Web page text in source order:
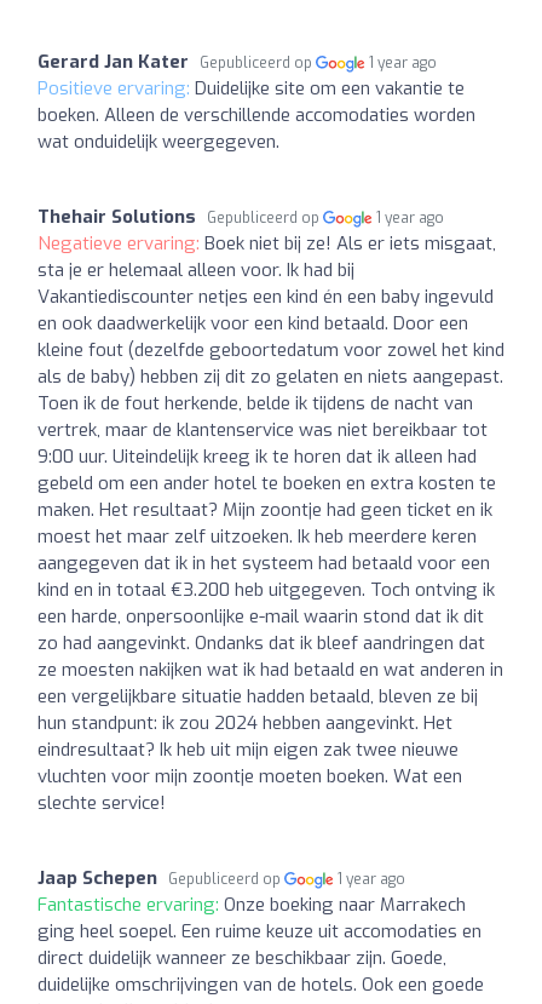
Gerard Jan Kater Gepubliceerd op 1 year ago
Positieve ervaring: Duidelijke site om een vakantie te
boeken. Alleen de verschillende accomodaties worden
wat onduidelijk weergegeven.
Thehair Solutions Gepubliceerd op 1 year ago
Negatieve ervaring: Boek niet bij ze! Als er iets misgaat,
sta je er helemaal alleen voor. Ik had bij
Vakantiediscounter netjes een kind én een baby ingevuld
en ook daadwerkelijk voor een kind betaald. Door een
kleine fout (dezelfde geboortedatum voor zowel het kind
als de baby) hebben zij dit zo gelaten en niets aangepast.
Toen ik de fout herkende, belde ik tijdens de nacht van
vertrek, maar de klantenservice was niet bereikbaar tot
9:00 uur. Uiteindelijk kreeg ik te horen dat ik alleen had
gebeld om een ander hotel te boeken en extra kosten te
maken. Het resultaat? Mijn zoontje had geen ticket en ik
moest het maar zelf uitzoeken. Ik heb meerdere keren
aangegeven dat ik in het systeem had betaald voor een
kind en in totaal €3.200 heb uitgegeven. Toch ontving ik
een harde, onpersoonlijke e-mail waarin stond dat ik dit
zo had aangevinkt. Ondanks dat ik bleef aandringen dat
ze moesten nakijken wat ik had betaald en wat anderen in
een vergelijkbare situatie hadden betaald, bleven ze bij
hun standpunt: ik zou 2024 hebben aangevinkt. Het
eindresultaat? Ik heb uit mijn eigen zak twee nieuwe
vluchten voor mijn zoontje moeten boeken. Wat een
slechte service!
Jaap Schepen Gepubliceerd op 1 year ago
Fantastische ervaring: Onze boeking naar Marrakech
ging heel soepel. Een ruime keuze uit accomodaties en
direct duidelijk wanneer ze beschikbaar zijn. Goede,
duidelijke omschrijvingen van de hotels. Ook een goede